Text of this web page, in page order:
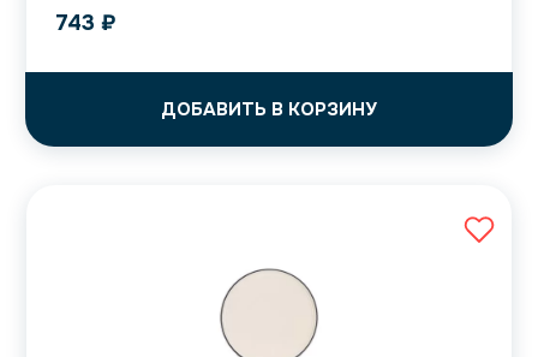
743 ₽
ДОБАВИТЬ В КОРЗИНУ